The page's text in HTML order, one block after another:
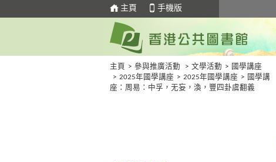
主頁 手機版
主頁 > 參與推廣活動 > 文學活動 > 國學講座
> 2025年國學講座 > 2025年國學講座 > 國學講
座：周易：中孚，无妄，渙，豐四卦虞翻義